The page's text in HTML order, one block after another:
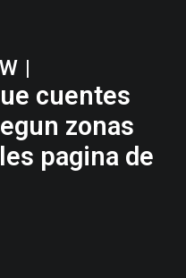
|
cuentes
zonas
pagina de